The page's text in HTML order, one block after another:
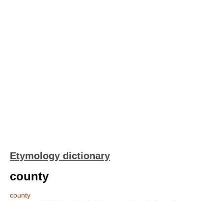
Etymology dictionary
county
county